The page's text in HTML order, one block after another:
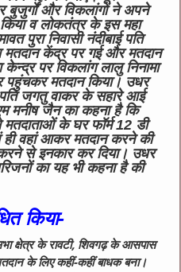
बुजुर्गों और विकलांगों ने अपने
व लोकतंत्र के इस महा
पुरा निवासी नंदीबाई पति
मतदान केंद्र पर गई और मतदान
पर विकलांग लालु निनामा
मतदान किया। उधर
पति जगतु वाकर के सहारे आई
मनीष जैन का कहना है कि
के घर फॉर्म 12 डी
वहां आकर मतदान करने की
से इनकार कर दिया। उधर
का यह भी कहना है की
किया-
क्षेत्र के रावटी, शिवगढ़ के आसपास
के लिए कहीं-कहीं बाधक बना।